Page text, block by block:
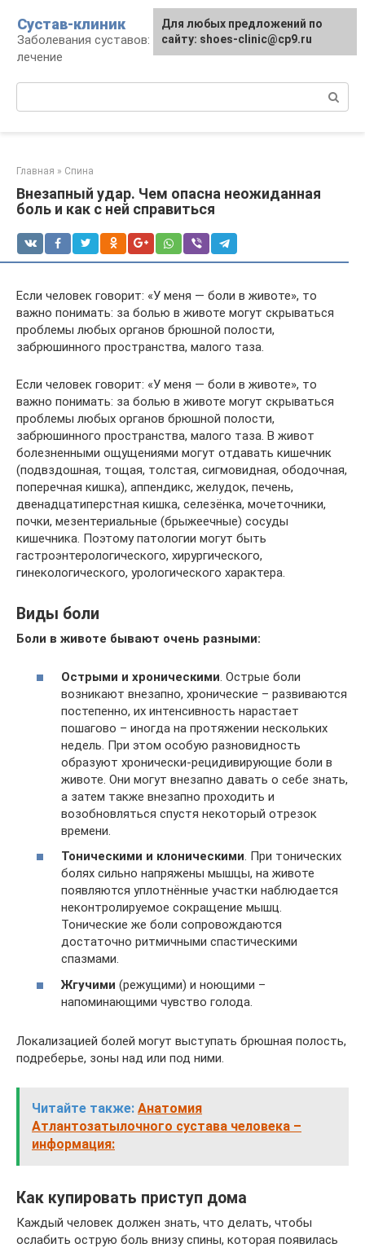
контенту
Сустав-клиник
Заболевания суставов: профилактика и
лечение
Главная » Спина
Внезапный удар. Чем опасна неожиданная
боль и как с ней справиться
Если человек говорит: «У меня — боли в животе», то
важно понимать: за болью в животе могут скрываться
проблемы любых органов брюшной полости,
забрюшинного пространства, малого таза.
Если человек говорит: «У меня — боли в животе», то
важно понимать: за болью в животе могут скрываться
проблемы любых органов брюшной полости,
забрюшинного пространства, малого таза. В живот
болезненными ощущениями могут отдавать кишечник
(подвздошная, тощая, толстая, сигмовидная, ободочная,
поперечная кишка), аппендикс, желудок, печень,
двенадцатиперстная кишка, селезёнка, мочеточники,
почки, мезентериальные (брыжеечные) сосуды
кишечника. Поэтому патологии могут быть
гастроэнтерологического, хирургического,
гинекологического, урологического характера.
Виды боли
Боли в животе бывают очень разными:
Острыми и хроническими . Острые боли
возникают внезапно, хронические – развиваются
постепенно, их интенсивность нарастает
пошагово – иногда на протяжении нескольких
недель. При этом особую разновидность
образуют хронически-рецидивирующие боли в
животе. Они могут внезапно давать о себе знать,
а затем также внезапно проходить и
возобновляться спустя некоторый отрезок
времени.
Тоническими и клоническими. При тонических
болях сильно напряжены мышцы, на животе
появляются уплотнённые участки наблюдается
неконтролируемое сокращение мышц.
Тонические же боли сопровождаются
достаточно ритмичными спастическими
спазмами.
Жгучими (режущими) и ноющими –
напоминающими чувство голода.
Локализацией болей могут выступать брюшная полость,
подреберье, зоны над или под ними.
Читайте также: Анатомия
Атлантозатылочного сустава человека –
информация:
Как купировать приступ дома
Каждый человек должен знать, что делать, чтобы
ослабить острую боль внизу спины, которая появилась
Для любых предложений по
сайту: shoes-clinic@cp9.ru